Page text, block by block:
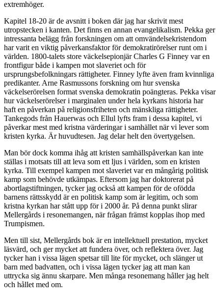
extremhöger.
Kapitel 18-20 är de avsnitt i boken där jag har skrivit mest
utropstecken i kanten. Det finns en annan evangelikalism. Pekka ger
intressanta belägg från forskningen om att omvändelsekristendom
har varit en viktig påverkansfaktor för demokratirörelser runt om i
världen. 1800-talets store väckelsepionjär Charles G Finney var en
frontfigur både i kampen mot slaveriet och för
ursprungsbefolkningars rättigheter. Finney lyfte även fram kvinnliga
predikanter. Arne Rasmussons forskning om hur svenska
väckelserörelsen format svenska demokratin poängteras. Pekka visar
hur väckelserörelser i marginalen under hela kyrkans historia har
haft en påverkan på religionsfriheten och mänskliga rättigheter.
Tankegods från Hauerwas och Ellul lyfts fram i dessa kapitel, vi
påverkar mest med kristna värderingar i samhället när vi lever som
kristen kyrka. Är huvudtesen. Jag delar helt den övertygelsen.
Man bör dock komma ihåg att kristen samhällspåverkan kan inte
ställas i motsats till att leva som ett ljus i världen, som en kristen
kyrka. Till exempel kampen mot slaveriet var en mångårig politisk
kamp som behövde utkämpas. Eftersom jag har doktorerat på
abortlagstiftningen, tycker jag också att kampen för de ofödda
barnens rättsskydd är en politisk kamp som är legitim, och som
kristna kyrkan har stått upp för i 2000 år. På denna punkt slirar
Mellergårds i resonemangen, när frågan främst kopplas ihop med
Trumpismen.
Men till sist, Mellergårds bok är en intellektuell prestation, mycket
läsvärd, och ger mycket att fundera över, och reflektera över. Jag
tycker han i vissa lägen spetsar till lite för mycket, och slänger ut
barn med badvatten, och i vissa lägen tycker jag att man kan
uttrycka sig ännu skarpare. Men många resonemang håller jag helt
och hållet med om.